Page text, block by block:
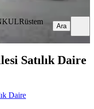
Rüstem
Ara
Satılık Daire
Daire